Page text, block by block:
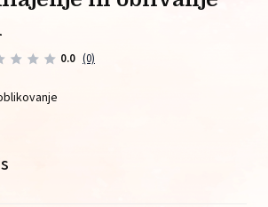
0.0 (0)